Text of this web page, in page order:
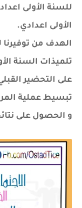
للسنة الأولى
الأولى اعدادي.
الهدف من
تلميذات السنة
على التحضير
تبسيط عملية
و الحصول على